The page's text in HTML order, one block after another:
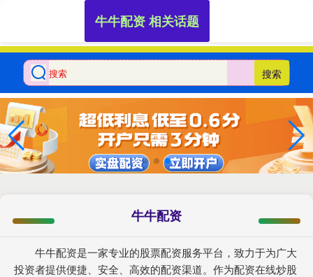
搜索
牛牛配资
牛牛配资是一家专业的股票配资服务平台，致力于为广大
投资者提供便捷、安全、高效的配资渠道。作为配资在线炒股
牛牛配资 相关话题